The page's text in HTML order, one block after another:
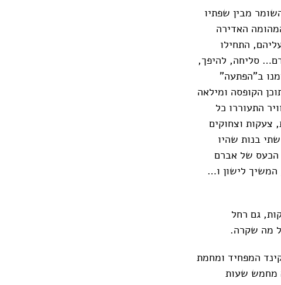
מבין שפתיו
האדירה
התחילו
סליחה, להיפך,
ב"הפתעה"
הקופסה ומילאה
התעוררו כל
צעקות וצחוקים
בנות שהיו
הכעס של אברם
לישון ו…
גם רחל
מה שקרה.
המפחיד ומחמת
מחמש שעות